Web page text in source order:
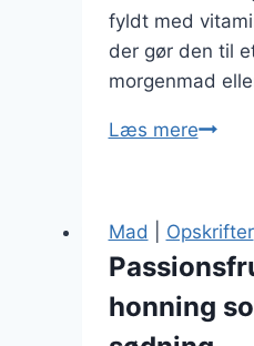
fyldt med
der gør den til
morgenmad
Læs mere
Mad Opskrifter
honning